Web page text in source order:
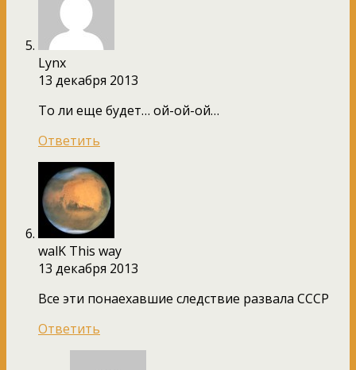
Lynx
13 декабря 2013
То ли еще будет… ой-ой-ой…
Ответить
walK This way
13 декабря 2013
Все эти понаехавшие следствие развала СССР
Ответить